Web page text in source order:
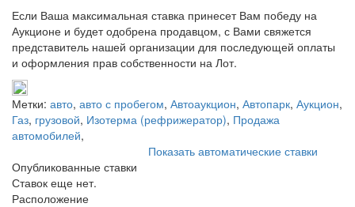
Если Ваша максимальная ставка принесет Вам победу на
Аукционе и будет одобрена продавцом, с Вами свяжется
представитель нашей организации для последующей оплаты
и оформления прав собственности на Лот.
Метки: авто, авто с пробегом, Автоаукцион, Автопарк, Аукцион,
Газ, грузовой, Изотерма (рефрижератор), Продажа
автомобилей,
Показать автоматические ставки
Опубликованные ставки
Ставок еще нет.
Расположение